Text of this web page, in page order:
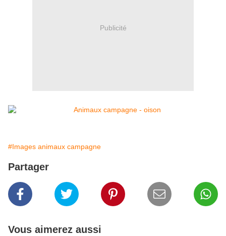
Publicité
#Images animaux campagne
Partager
Vous aimerez aussi